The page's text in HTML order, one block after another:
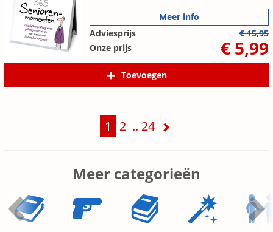
Meer info
Adviesprijs
€ 15,95
Onze prijs
€ 5,99
Toevoegen
1 2 .. 24
Meer categorieën